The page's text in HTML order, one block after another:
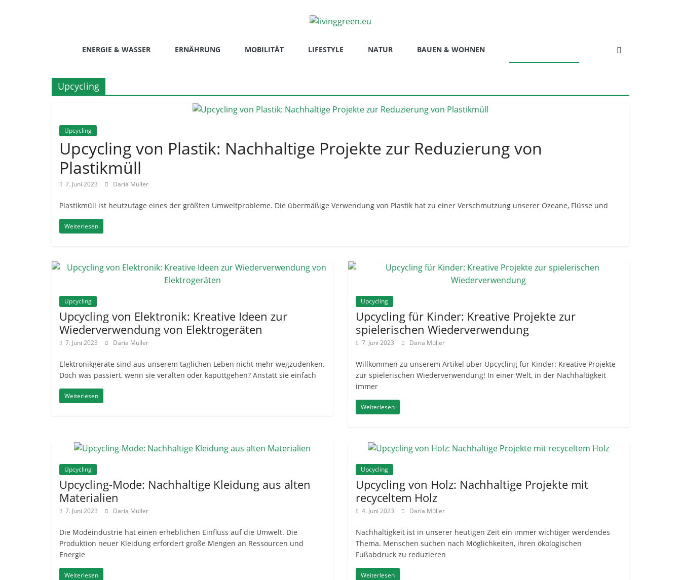
livinggreen.eu
ENERGIE & WASSER ERNÄHRUNG MOBILITÄT LIFESTYLE NATUR BAUEN & WOHNEN
Upcycling
Upcycling
Upcycling von Plastik: Nachhaltige Projekte zur Reduzierung von
Plastikmüll
7. Juni 2023 Daria Müller
Plastikmüll ist heutzutage eines der größten Umweltprobleme. Die übermäßige Verwendung von Plastik hat zu einer Verschmutzung unserer Ozeane, Flüsse und
Weiterlesen
Upcycling
Upcycling von Elektronik: Kreative Ideen zur
Wiederverwendung von Elektrogeräten
7. Juni 2023 Daria Müller
Elektronikgeräte sind aus unserem täglichen Leben nicht mehr wegzudenken.
Doch was passiert, wenn sie veralten oder kaputtgehen? Anstatt sie einfach
Weiterlesen
Upcycling
Upcycling für Kinder: Kreative Projekte zur
spielerischen Wiederverwendung
7. Juni 2023 Daria Müller
Willkommen zu unserem Artikel über Upcycling für Kinder: Kreative Projekte
zur spielerischen Wiederverwendung! In einer Welt, in der Nachhaltigkeit
immer
Weiterlesen
Upcycling
Upcycling-Mode: Nachhaltige Kleidung aus alten
Materialien
7. Juni 2023 Daria Müller
Die Modeindustrie hat einen erheblichen Einfluss auf die Umwelt. Die
Produktion neuer Kleidung erfordert große Mengen an Ressourcen und
Energie
Weiterlesen
Upcycling
Upcycling von Holz: Nachhaltige Projekte mit
recyceltem Holz
4. Juni 2023 Daria Müller
Nachhaltigkeit ist in unserer heutigen Zeit ein immer wichtiger werdendes
Thema. Menschen suchen nach Möglichkeiten, ihren ökologischen
Fußabdruck zu reduzieren
Weiterlesen